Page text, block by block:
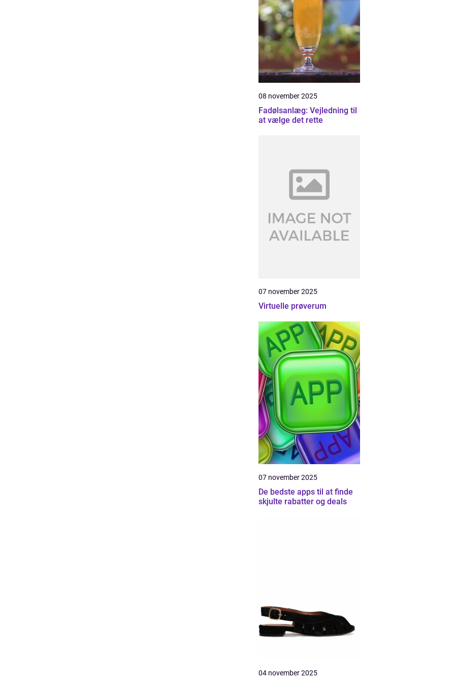
08 november 2025
Fadølsanlæg: Vejledning til
at vælge det rette
07 november 2025
Virtuelle prøverum
07 november 2025
De bedste apps til at finde
skjulte rabatter og deals
04 november 2025